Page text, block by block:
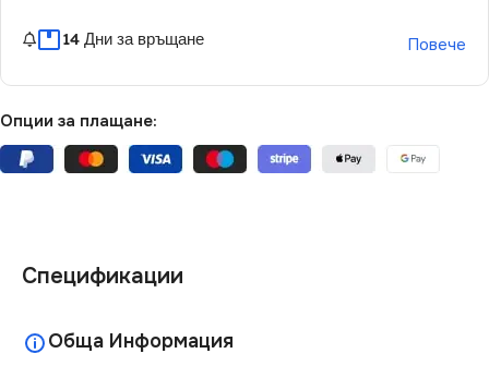
14 Дни за връщане Повече
Опции за плащане:
Спецификации
Обща Информация